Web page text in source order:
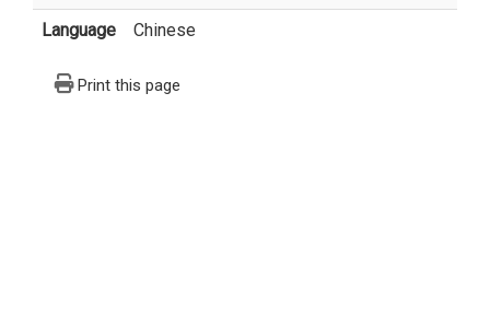
Language Chinese
Print this page